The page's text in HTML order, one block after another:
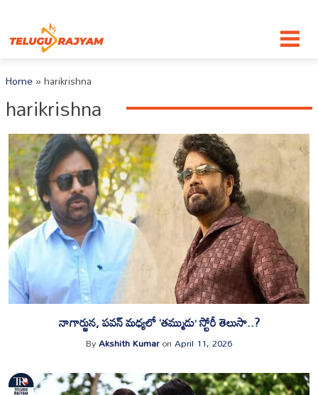
Home»harikrishna
harikrishna
నాగార్జున, పవన్ మధ్యలో ‘తమ్ముడు’ స్టోరీ తెలుసా..?
ByAkshith KumaronApril 11, 2026